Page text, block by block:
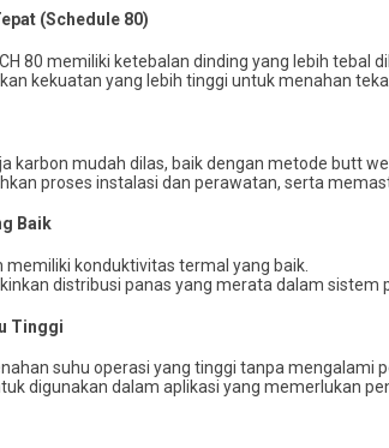
(Schedule 80)
80 memiliki ketebalan dinding yang lebih tebal
kekuatan yang lebih tinggi untuk menahan
karbon mudah dilas, baik dengan metode butt
proses instalasi dan perawatan, serta
Baik
memiliki konduktivitas termal yang baik.
distribusi panas yang merata dalam sistem
Tinggi
suhu operasi yang tinggi tanpa mengalami
digunakan dalam aplikasi yang memerlukan